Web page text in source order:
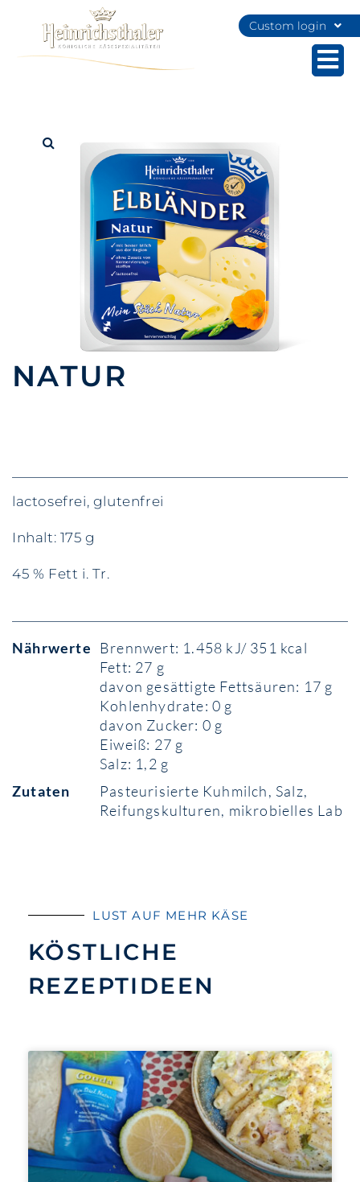
Custom login
NATUR
lactosefrei, glutenfrei
Inhalt: 175 g
45 % Fett i. Tr.
Nährwerte Brennwert: 1.458 kJ/ 351 kcal
Fett: 27 g
davon gesättigte Fettsäuren: 17 g
Kohlenhydrate: 0 g
davon Zucker: 0 g
Eiweiß: 27 g
Salz: 1,2 g
Zutaten
Pasteurisierte Kuhmilch, Salz,
Reifungskulturen, mikrobielles Lab
LUST AUF MEHR KÄSE
KÖSTLICHE
REZEPTIDEEN